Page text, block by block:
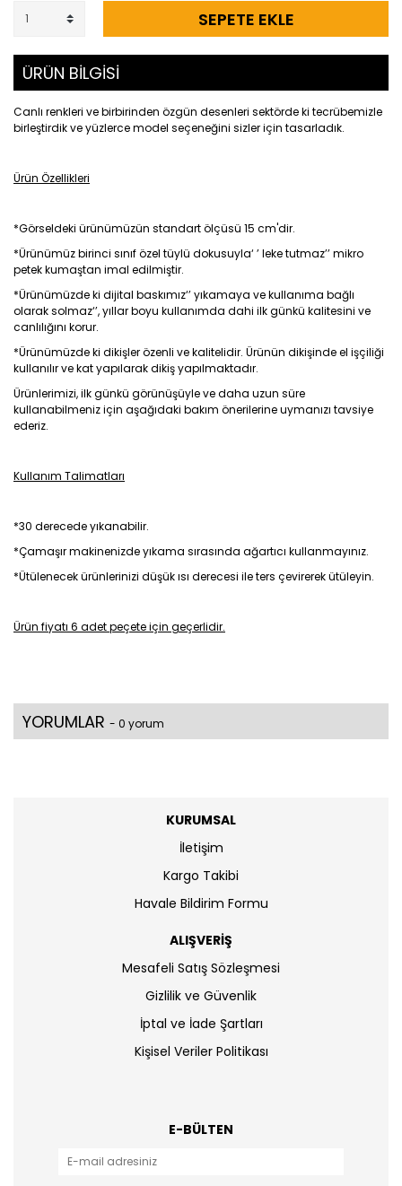
SEPETE EKLE
ÜRÜN BİLGİSİ
Canlı renkleri ve birbirinden özgün desenleri sektörde ki tecrübemizle
birleştirdik ve yüzlerce model seçeneğini sizler için tasarladık.
Ürün Özellikleri
*Görseldeki ürünümüzün standart ölçüsü 15 cm'dir.
*Ürünümüz birinci sınıf özel tüylü dokusuyla‘ ’ leke tutmaz’’ mikro
petek kumaştan imal edilmiştir.
*Ürünümüzde ki dijital baskımız‘’ yıkamaya ve kullanıma bağlı
olarak solmaz‘’, yıllar boyu kullanımda dahi ilk günkü kalitesini ve
canlılığını korur.
*Ürünümüzde ki dikişler özenli ve kalitelidir. Ürünün dikişinde el işçiliği
kullanılır ve kat yapılarak dikiş yapılmaktadır.
Ürünlerimizi, ilk günkü görünüşüyle ve daha uzun süre
kullanabilmeniz için aşağıdaki bakım önerilerine uymanızı tavsiye
ederiz.
Kullanım Talimatları
*30 derecede yıkanabilir.
*Çamaşır makinenizde yıkama sırasında ağartıcı kullanmayınız.
*Ütülenecek ürünlerinizi düşük ısı derecesi ile ters çevirerek ütüleyin.
Ürün fiyatı 6 adet peçete için geçerlidir.
YORUMLAR - 0 yorum
KURUMSAL
İletişim
Kargo Takibi
Havale Bildirim Formu
ALIŞVERİŞ
Mesafeli Satış Sözleşmesi
Gizlilik ve Güvenlik
İptal ve İade Şartları
Kişisel Veriler Politikası
E-BÜLTEN